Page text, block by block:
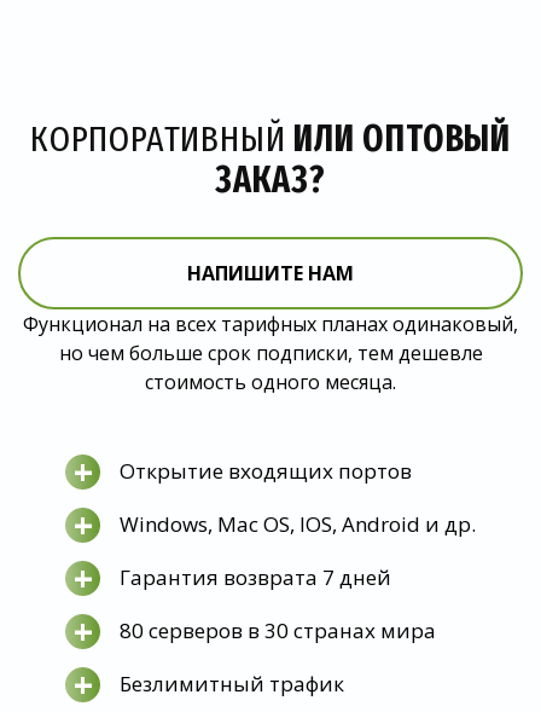
КОРПОРАТИВНЫЙ ИЛИ ОПТОВЫЙ
ЗАКАЗ?
НАПИШИТЕ НАМ
Функционал на всех тарифных планах одинаковый,
но чем больше срок подписки, тем дешевле
стоимость одного месяца.
+ Открытие входящих портов
+ Windows, Mac OS, IOS, Android и др.
+ Гарантия возврата 7 дней
+ 80 серверов в 30 странах мира
+ Безлимитный трафик